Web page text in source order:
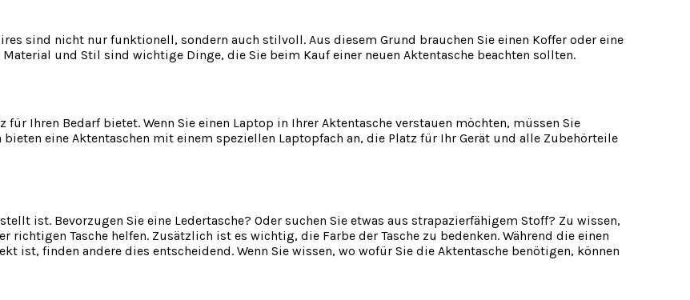
sind nicht nur funktionell, sondern auch stilvoll. Aus diesem Grund brauchen Sie einen Koffer oder eine
Material und Stil sind wichtige Dinge, die Sie beim Kauf einer neuen Aktentasche beachten sollten.
Ihren Bedarf bietet. Wenn Sie einen Laptop in Ihrer Aktentasche verstauen möchten, müssen Sie
eine Aktentaschen mit einem speziellen Laptopfach an, die Platz für Ihr Gerät und alle Zubehörteile
ist. Bevorzugen Sie eine Ledertasche? Oder suchen Sie etwas aus strapazierfähigem Stoff? Zu wissen,
Tasche helfen. Zusätzlich ist es wichtig, die Farbe der Tasche zu bedenken. Während die einen
ist, finden andere dies entscheidend. Wenn Sie wissen, wo wofür Sie die Aktentasche benötigen, können